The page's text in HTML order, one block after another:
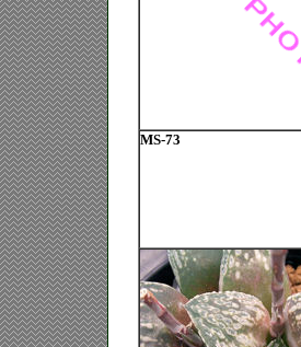
MS-73